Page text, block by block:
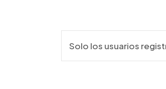
Solo los usuarios